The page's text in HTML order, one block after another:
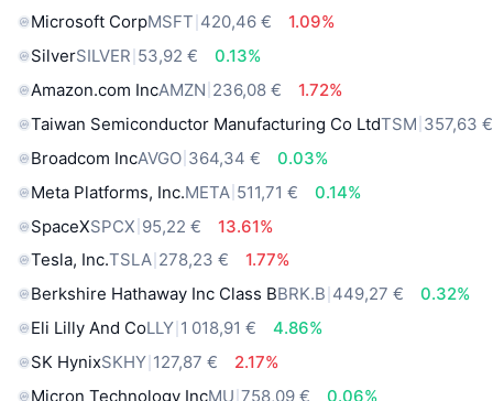
Microsoft CorpMSFT 420,46 €
1.09%
SilverSILVER 53,92 €
0.13%
Amazon.com IncAMZN 236,08 €
1.72%
Taiwan Semiconductor Manufacturing Co LtdTSM 357,63 €
Broadcom IncAVGO 364,34 €
0.03%
Meta Platforms, Inc.META 511,71 €
0.14%
SpaceXSPCX 95,22 €
13.61%
Tesla, Inc.TSLA 278,23 €
1.77%
Berkshire Hathaway Inc Class BBRK.B 449,27 €
0.32%
Eli Lilly And CoLLY 1 018,91 €
4.86%
SK HynixSKHY 127,87 €
2.17%
Micron Technology IncMU 758,09 €
0.06%